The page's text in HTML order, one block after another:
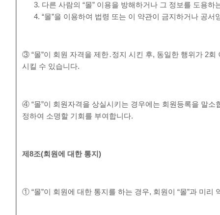
다른 사람의 “몰” 이용을 방해하거나 그 정보를 도용
“몰”을 이용하여 법령 또는 이 약관이 금지하거나 공
③ “몰”이 회원 자격을 제한․정지 시킨 후, 동일한 행위가 2
시킬 수 있습니다.
④ “몰”이 회원자격을 상실시키는 경우에는 회원등록을 말
정하여 소명할 기회를 부여합니다.
제8조(회원에 대한 통지)
① “몰”이 회원에 대한 통지를 하는 경우, 회원이 “몰”과 미